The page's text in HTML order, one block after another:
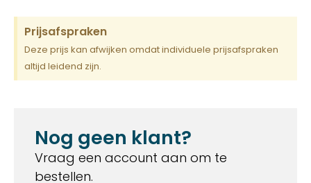
Prijsafspraken
Deze prijs kan afwijken omdat individuele prijsafspraken
altijd leidend zijn.
Nog geen klant?
Vraag een account aan om te
bestellen.